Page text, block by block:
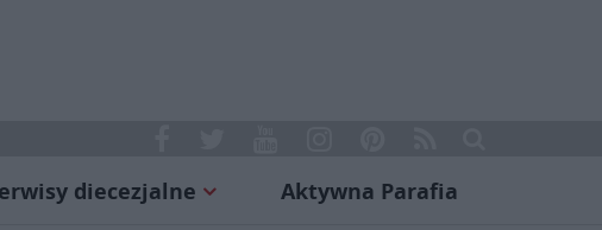
diecezjalne Aktywna Parafia